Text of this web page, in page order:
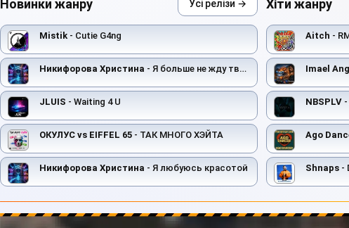
Новинки жанру Усі релізи →
Mistik - Cutie G4ng
Никифорова Христина - Я больше не жду твоего звонка
JLUIS - Waiting 4 U
ОКУЛУС vs EIFFEL 65 - ТАК МНОГО ХЭЙТА
Никифорова Христина - Я любуюсь красотой
Хіти жанру
Aitch -
Imael
NBSPLV
Ago
Shnaps -